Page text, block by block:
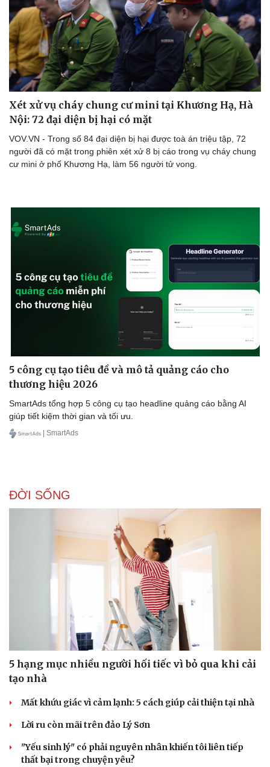
Thế giới thể thao
eSports
Hậu trường
Tư vấn
Xét xử vụ cháy chung cư mini tại Khương Hạ, Hà
Nội: 72 đại diện bị hại có mặt
VOV.VN - Trong số 84 đại diện bị hại được toà án triệu tập, 72
người đã có mặt trong phiên xét xử 8 bị cáo trong vụ cháy chung
cư mini ở phố Khương Hạ, làm 56 người tử vong.
5 công cụ tạo tiêu đề và mô tả quảng cáo cho
thương hiệu 2026
SmartAds tổng hợp 5 công cụ tạo headline quảng cáo bằng AI
giúp tiết kiệm thời gian và tối ưu.
| SmartAds
ĐỜI SỐNG
5 hạng mục nhiều người hối tiếc vì bỏ qua khi cải
tạo nhà
Mất khứu giác vì cảm lạnh: 5 cách giúp cải thiện tại nhà
Lời ru còn mãi trên đảo Lý Sơn
"Yếu sinh lý" có phải nguyên nhân khiến tôi liên tiếp
thất bại trong chuyện yêu?